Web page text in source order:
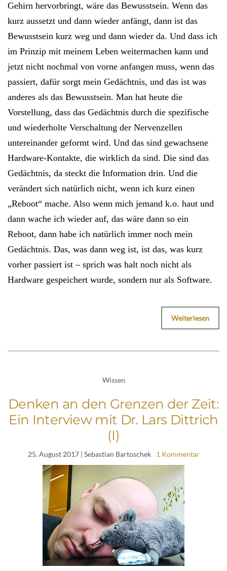
Gehirn hervorbringt, wäre das Bewusstsein. Wenn das
kurz aussetzt und dann wieder anfängt, dann ist das
Bewusstsein kurz weg und dann wieder da. Und dass ich
im Prinzip mit meinem Leben weitermachen kann und
jetzt nicht nochmal von vorne anfangen muss, wenn das
passiert, dafür sorgt mein Gedächtnis, und das ist was
anderes als das Bewusstsein. Man hat heute die
Vorstellung, dass das Gedächtnis durch die spezifische
und wiederholte Verschaltung der Nervenzellen
untereinander geformt wird. Und das sind gewachsene
Hardware-Kontakte, die wirklich da sind. Die sind das
Gedächtnis, da steckt die Information drin. Und die
verändert sich natürlich nicht, wenn ich kurz einen
„Reboot“ mache. Also wenn mich jemand k.o. haut und
dann wache ich wieder auf, das wäre dann so ein
Reboot, dann habe ich natürlich immer noch mein
Gedächtnis. Das, was dann weg ist, ist das, was kurz
vorher passiert ist – sprich was halt noch nicht als
Hardware gespeichert wurde, sondern nur als Software.
Weiterlesen
Wissen
Denken an den Grenzen der Zeit:
Ein Interview mit Dr. Lars Dittrich
(I)
25. August 2017| Sebastian Bartoschek 1 Kommentar